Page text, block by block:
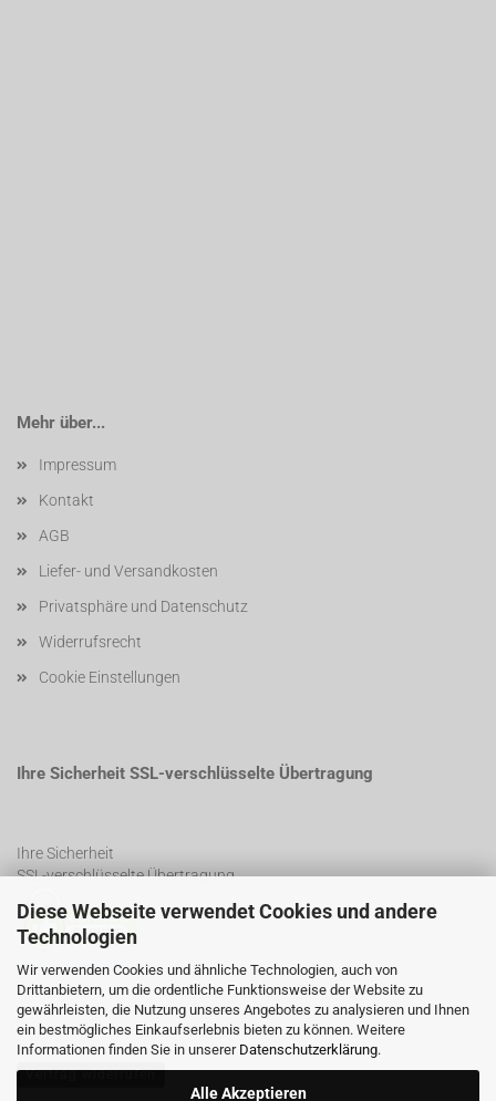
Diese Webseite verwendet Cookies und andere
Technologien
Wir verwenden Cookies und ähnliche Technologien, auch von
Drittanbietern, um die ordentliche Funktionsweise der Website zu
gewährleisten, die Nutzung unseres Angebotes zu analysieren und Ihnen
ein bestmögliches Einkaufserlebnis bieten zu können. Weitere
Informationen finden Sie in unserer Datenschutzerklärung.
Alle Akzeptieren
Mehr über...
Impressum
Kontakt
AGB
Liefer- und Versandkosten
Privatsphäre und Datenschutz
Widerrufsrecht
Cookie Einstellungen
Ihre Sicherheit SSL-verschlüsselte Übertragung
Ihre Sicherheit
SSL-verschlüsselte Übertragung
SSL Certificate
Vertrag widerrufen